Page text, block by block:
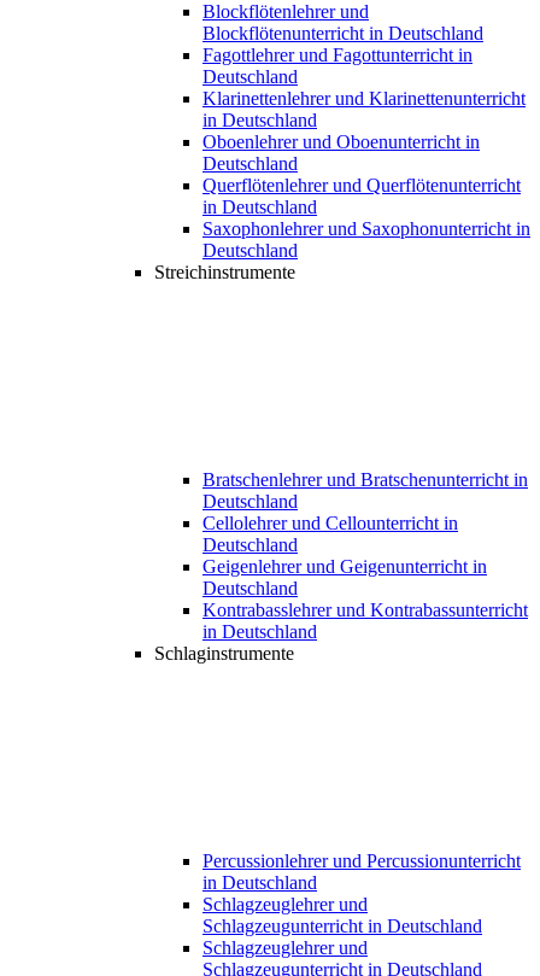
Blockflötenlehrer und
Blockflötenunterricht in Deutschland
Fagottlehrer und Fagottunterricht in
Deutschland
Klarinettenlehrer und Klarinettenunterricht
in Deutschland
Oboenlehrer und Oboenunterricht in
Deutschland
Querflötenlehrer und Querflötenunterricht
in Deutschland
Saxophonlehrer und Saxophonunterricht in
Deutschland
Streichinstrumente
Bratschenlehrer und Bratschenunterricht in
Deutschland
Cellolehrer und Cellounterricht in
Deutschland
Geigenlehrer und Geigenunterricht in
Deutschland
Kontrabasslehrer und Kontrabassunterricht
in Deutschland
Schlaginstrumente
Percussionlehrer und Percussionunterricht
in Deutschland
Schlagzeuglehrer und
Schlagzeugunterricht in Deutschland
Schlagzeuglehrer und
Schlagzeugunterricht in Deutschland